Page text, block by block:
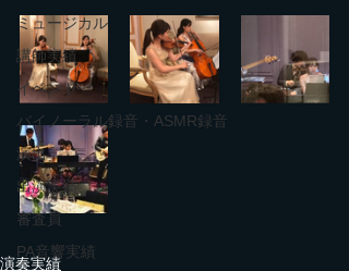
ミュージカル
講師実績
イベント
バイノーラル録音・ASMR録音
演出
出演実績
審査員
PA音響実績
演奏実績